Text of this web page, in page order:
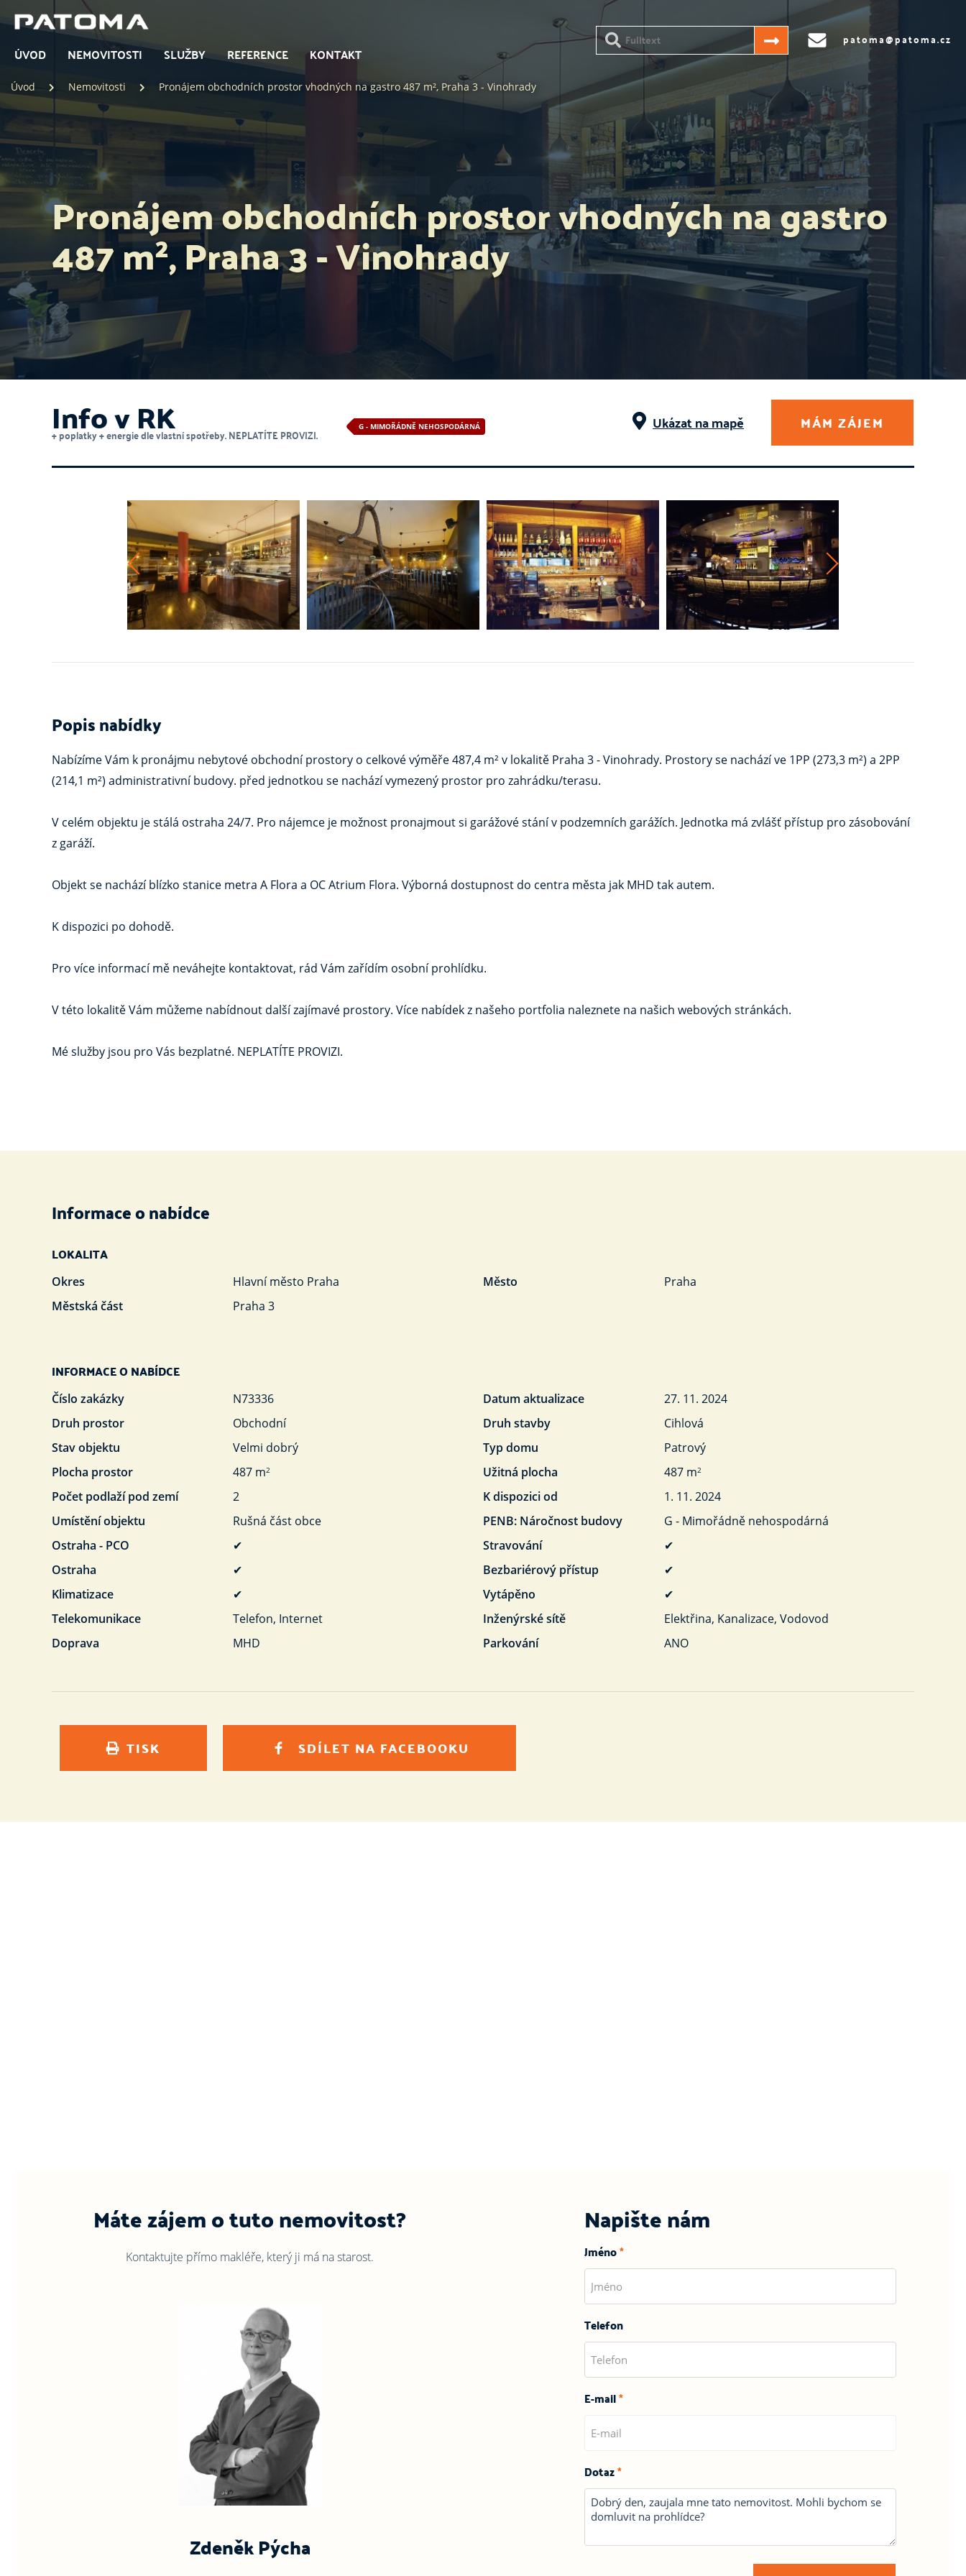
ÚVOD NEMOVITOSTI SLUŽBY REFERENCE KONTAKT
patoma@patoma.cz
Úvod Nemovitosti Pronájem obchodních prostor vhodných na gastro 487 m², Praha 3 - Vinohrady
Pronájem obchodních prostor vhodných na gastro
487 m², Praha 3 - Vinohrady
Info v RK
+ poplatky + energie dle vlastní spotřeby. NEPLATÍTE PROVIZI.
G - MIMOŘÁDNĚ NEHOSPODÁRNÁ Ukázat na mapě MÁM ZÁJEM
Popis nabídky
Nabízíme Vám k pronájmu nebytové obchodní prostory o celkové výměře 487,4 m² v lokalitě Praha 3 - Vinohrady. Prostory se nachází ve 1PP (273,3 m²) a 2PP
(214,1 m²) administrativní budovy. před jednotkou se nachází vymezený prostor pro zahrádku/terasu.
V celém objektu je stálá ostraha 24/7. Pro nájemce je možnost pronajmout si garážové stání v podzemních garážích. Jednotka má zvlášť přístup pro zásobování
z garáží.
Objekt se nachází blízko stanice metra A Flora a OC Atrium Flora. Výborná dostupnost do centra města jak MHD tak autem.
K dispozici po dohodě.
Pro více informací mě neváhejte kontaktovat, rád Vám zařídím osobní prohlídku.
V této lokalitě Vám můžeme nabídnout další zajímavé prostory. Více nabídek z našeho portfolia naleznete na našich webových stránkách.
Mé služby jsou pro Vás bezplatné. NEPLATÍTE PROVIZI.
Informace o nabídce
LOKALITA
Okres Hlavní město Praha Město
Praha
Městská část
Praha 3
INFORMACE O NABÍDCE
Číslo zakázky N73336 Datum aktualizace
27. 11. 2024
Druh prostor
Obchodní Druh stavby
Cihlová
Stav objektu
Velmi dobrý Typ domu
Patrový
Plocha prostor
487 m2 Užitná plocha 487 m2
Počet podlaží pod zemí 2 K dispozici od
1. 11. 2024
Umístění objektu
Rušná část obce PENB: Náročnost budovy
G - Mimořádně nehospodárná
Ostraha - PCO
✔ Stravování
✔
Ostraha
✔ Bezbariérový přístup
✔
Klimatizace
✔ Vytápěno
✔
Telekomunikace
Telefon, Internet Inženýrské sítě
Elektřina, Kanalizace, Vodovod
Doprava
MHD Parkování ANO
TISK SDÍLET NA FACEBOOKU
Máte zájem o tuto nemovitost?
Kontaktujte přímo makléře, který ji má na starost.
Zdeněk Pýcha
Napište nám
Jméno*
Telefon
E-mail*
Dotaz*